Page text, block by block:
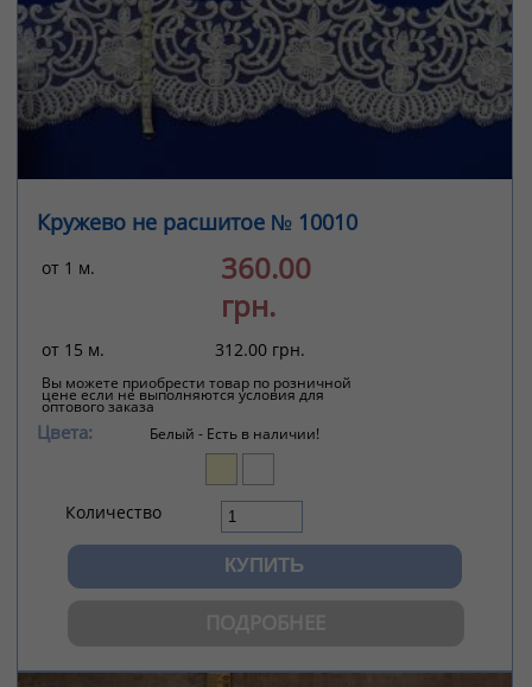
Кружево не расшитое № 10010
от 1 м.
360.00
грн.
от 15 м. 312.00 грн.
Вы можете приобрести товар по розничной
цене если не выполняются условия для
оптового заказа
Цвета: Белый - Есть в наличии!
Количество